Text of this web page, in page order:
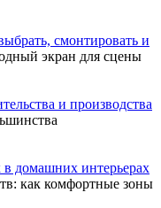
смонтировать и
экран для сцены
и производства
домашних интерьерах
как комфортные зоны